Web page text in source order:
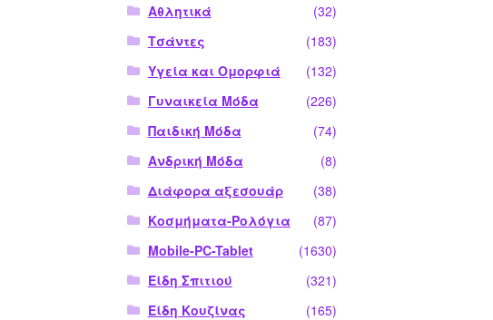
Αθλητικά
(32)
Τσάντες
(183)
Υγεία και Ομορφιά
(132)
Γυναικεία Μόδα
(226)
Παιδική Μόδα
(74)
Ανδρική Μόδα
(8)
Διάφορα αξεσουάρ
(38)
Κοσμήματα-Ρολόγια
(87)
Mobile-PC-Tablet
(1630)
Είδη Σπιτιού
(321)
Είδη Κουζίνας
(165)